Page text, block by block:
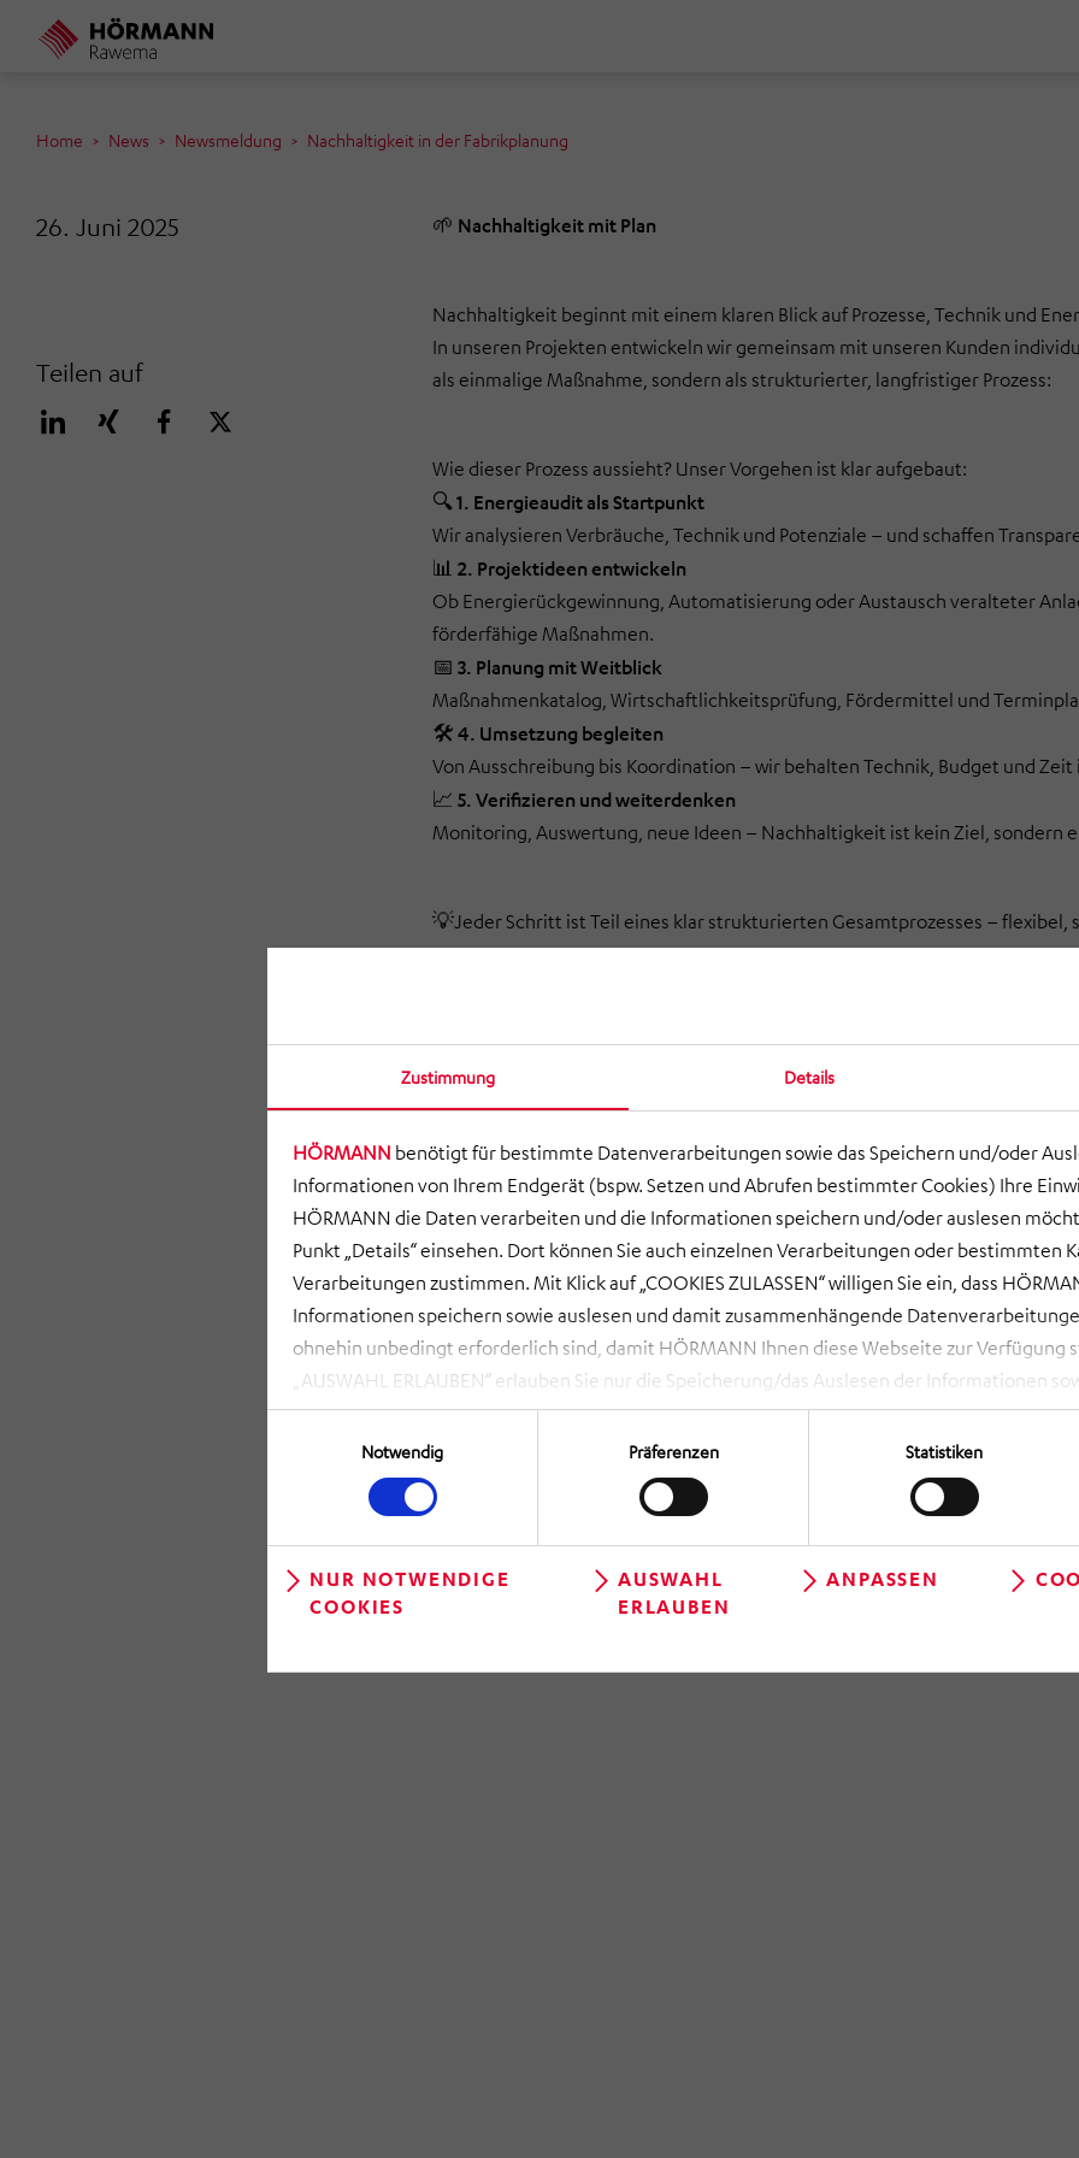
Zustimmung Details
HÖRMANN benötigt für bestimmte Datenverarbeitungen sowie das Speichern und/oder
Informationen von Ihrem Endgerät (bspw. Setzen und Abrufen bestimmter Cookies) Ihre
HÖRMANN die Daten verarbeiten und die Informationen speichern und/oder auslesen
Punkt „Details“ einsehen. Dort können Sie auch einzelnen Verarbeitungen oder bestimmten
Verarbeitungen zustimmen. Mit Klick auf „COOKIES ZULASSEN“ willigen Sie ein, dass
Informationen speichern sowie auslesen und damit zusammenhängende
ohnehin unbedingt erforderlich sind, damit HÖRMANN Ihnen diese Webseite zur Verfügung
„AUSWAHL ERLAUBEN“ erlauben Sie nur die Speicherung/das Auslesen der Informationen
zusammenhängenden Datenverarbeitungen, die Sie aktiv ausgewählt haben. Eine Anpassung
möglich. Bei Klick auf „NUR NOTWENDIGE COOKIES“ lehnen Sie Ihre Einwilligung ab und es
gespeichert und ausgelesen, die unbedingt erforderlich sind, damit Ihnen diese Website zur
kann. Ihre Einwilligung können Sie über das Aufrufen der Cookie-Einstellungen (runde,
linken Rand der Webseite) entgeltlos und mit Wirkung für die Zukunft widerrufen, indem Sie
widerrufen“ klicken. Über die dortige Schaltfläche „Einwilligung ändern“ können Sie zudem
anpassen.
Notwendig
Präferenzen Statistiken
NUR NOTWENDIGE
COOKIES
AUSWAHL
ERLAUBEN
ANPASSEN
Home News Newsmeldung Nachhaltigkeit in der Fabrikplanung
26. Juni 2025
Teilen auf
🌱 Nachhaltigkeit mit Plan
Nachhaltigkeit beginnt mit einem klaren Blick auf Prozesse, Technik und
In unseren Projekten entwickeln wir gemeinsam mit unseren Kunden
als einmalige Maßnahme, sondern als strukturierter, langfristiger Prozess:
Wie dieser Prozess aussieht? Unser Vorgehen ist klar aufgebaut:
🔍 1. Energieaudit als Startpunkt
Wir analysieren Verbräuche, Technik und Potenziale – und schaffen
📊 2. Projektideen entwickeln
Ob Energierückgewinnung, Automatisierung oder Austausch veralteter
förderfähige Maßnahmen.
📅 3. Planung mit Weitblick
Maßnahmenkatalog, Wirtschaftlichkeitsprüfung, Fördermittel und
🛠️ 4. Umsetzung begleiten
Von Ausschreibung bis Koordination – wir behalten Technik, Budget und Zeit
📈 5. Verifizieren und weiterdenken
Monitoring, Auswertung, neue Ideen – Nachhaltigkeit ist kein Ziel, sondern
💡Jeder Schritt ist Teil eines klar strukturierten Gesamtprozesses – flexibel,
Inhalte von YouTube unabhängig
vom Cookie-Consent aktivieren
(weitere Informationen finden sich
in der
Datenschutzerklärung .
INHALTE AKTIVIEREN
ZURÜCK ZUR ÜBERSICHT